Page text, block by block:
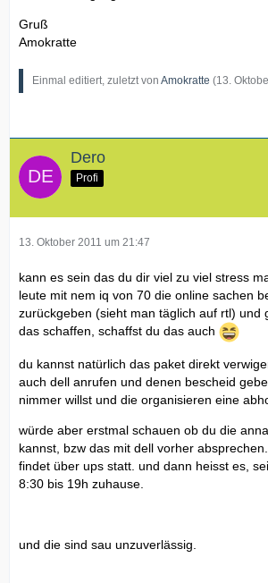
Gruß
Amokratte
Einmal editiert, zuletzt von Amokratte (13.
Dero
Profi
13. Oktober 2011 um 21:47
kann es sein das du dir viel zu viel stress
leute mit nem iq von 70 die online sachen
zurückgeben (sieht man täglich auf rtl) und
das schaffen, schaffst du das auch
du kannst natürlich das paket direkt
auch dell anrufen und denen bescheid
nimmer willst und die organisieren eine
würde aber erstmal schauen ob du die
kannst, bzw das mit dell vorher
findet über ups statt. und dann heisst es,
8:30 bis 19h zuhause.
und die sind sau unzuverlässig.